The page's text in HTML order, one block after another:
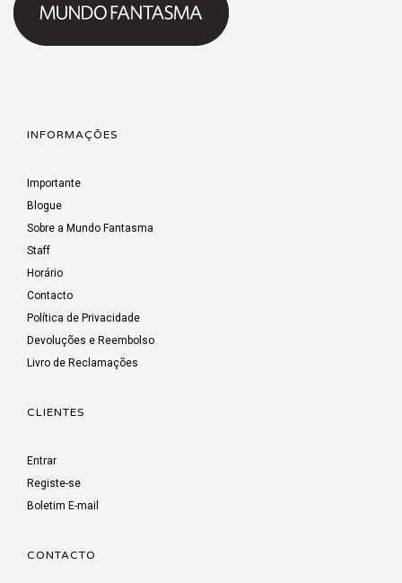
INFORMAÇÕES
Importante
Blogue
Sobre a Mundo Fantasma
Staff
Horário
Contacto
Política de Privacidade
Devoluções e Reembolso
Livro de Reclamações
CLIENTES
Entrar
Registe-se
Boletim E-mail
CONTACTO